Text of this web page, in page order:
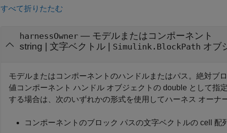
すべて折りたたむ
harnessOwner — モデルまたはコンポーネント
string
文字ベクトル Simulink.BlockPath オブ
モデルまたはコンポーネントのハンドルまたはパス。絶対ブ
値コンポーネント ハンドル オブジェクトの double として指
する場合は、次のいずれかの形式を使用してハーネス オーナ
コンポーネントのブロック パスの文字ベクトルの cell 配